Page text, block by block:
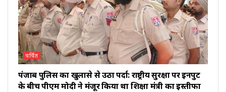
चर्चित
पंजाब पुलिस का खुलासे से उठा पर्दा: राष्ट्रीय सुरक्षा पर इनपुट
के बीच पीएम मोदी ने मंजूर किया था शिक्षा मंत्री का इस्तीफा